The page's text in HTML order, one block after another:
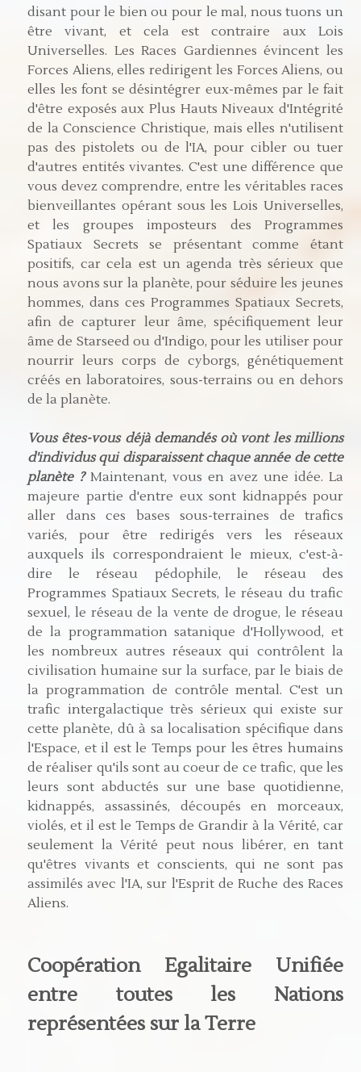
disant pour le bien ou pour le mal, nous tuons un
être vivant, et cela est contraire aux Lois
Universelles. Les Races Gardiennes évincent les
Forces Aliens, elles redirigent les Forces Aliens, ou
elles les font se désintégrer eux-mêmes par le fait
d'être exposés aux Plus Hauts Niveaux d'Intégrité
de la Conscience Christique, mais elles n'utilisent
pas des pistolets ou de l'IA, pour cibler ou tuer
d'autres entités vivantes. C'est une différence que
vous devez comprendre, entre les véritables races
bienveillantes opérant sous les Lois Universelles,
et les groupes imposteurs des Programmes
Spatiaux Secrets se présentant comme étant
positifs, car cela est un agenda très sérieux que
nous avons sur la planète, pour séduire les jeunes
hommes, dans ces Programmes Spatiaux Secrets,
afin de capturer leur âme, spécifiquement leur
âme de Starseed ou d'Indigo, pour les utiliser pour
nourrir leurs corps de cyborgs, génétiquement
créés en laboratoires, sous-terrains ou en dehors
de la planète.
Vous êtes-vous déjà demandés où vont les millions
d'individus qui disparaissent chaque année de cette
planète ? Maintenant, vous en avez une idée. La
majeure partie d'entre eux sont kidnappés pour
aller dans ces bases sous-terraines de trafics
variés, pour être redirigés vers les réseaux
auxquels ils correspondraient le mieux, c'est-à-
dire le réseau pédophile, le réseau des
Programmes Spatiaux Secrets, le réseau du trafic
sexuel, le réseau de la vente de drogue, le réseau
de la programmation satanique d'Hollywood, et
les nombreux autres réseaux qui contrôlent la
civilisation humaine sur la surface, par le biais de
la programmation de contrôle mental. C'est un
trafic intergalactique très sérieux qui existe sur
cette planète, dû à sa localisation spécifique dans
l'Espace, et il est le Temps pour les êtres humains
de réaliser qu'ils sont au coeur de ce trafic, que les
leurs sont abductés sur une base quotidienne,
kidnappés, assassinés, découpés en morceaux,
violés, et il est le Temps de Grandir à la Vérité, car
seulement la Vérité peut nous libérer, en tant
qu'êtres vivants et conscients, qui ne sont pas
assimilés avec l'IA, sur l'Esprit de Ruche des Races
Aliens.
Coopération Egalitaire Unifiée
entre toutes les Nations
représentées sur la Terre